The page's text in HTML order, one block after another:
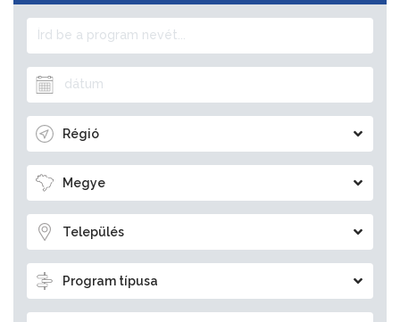
Régió
Megye
Település
Program típusa